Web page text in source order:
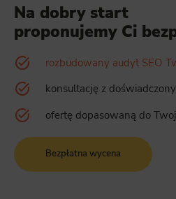
Na dobry start
proponujemy Ci
rozbudowany audyt SEO
konsultację z
ofertę dopasowaną do
Bezpłatna wycena